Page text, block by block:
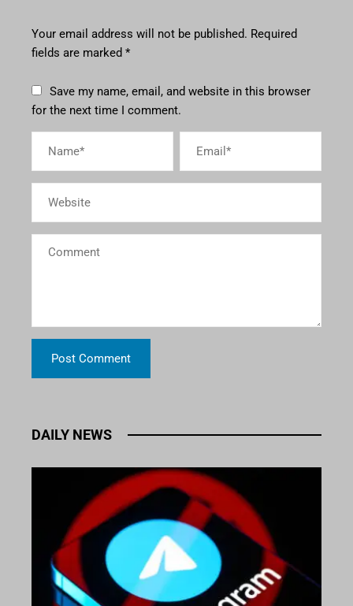
Your email address will not be published. Required
fields are marked *
Save my name, email, and website in this browser
for the next time I comment.
DAILY NEWS